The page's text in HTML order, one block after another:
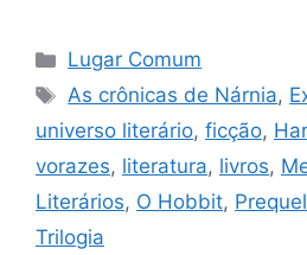
Categorias
Lugar Comum
Tags
As crônicas de Nárnia,
universo literário, ficção,
vorazes, literatura, livros,
Literários, O Hobbit,
Trilogia